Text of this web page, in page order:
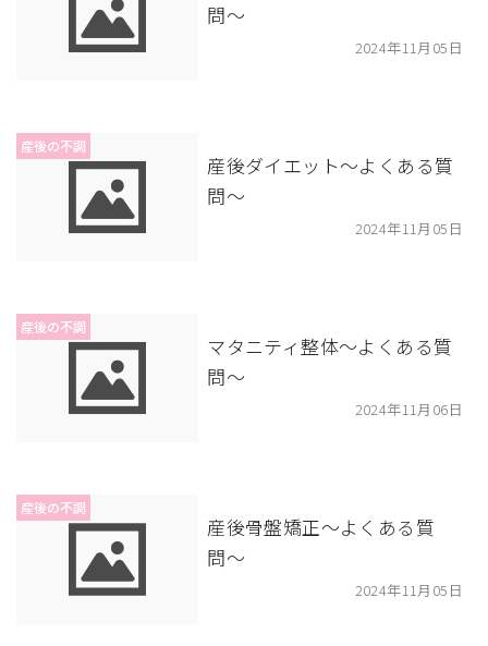
問〜
2024年11月05日
産後の不調
産後ダイエット〜よくある質
問〜
2024年11月05日
産後の不調
マタニティ整体〜よくある質
問〜
2024年11月06日
産後の不調
産後骨盤矯正〜よくある質
問〜
2024年11月05日